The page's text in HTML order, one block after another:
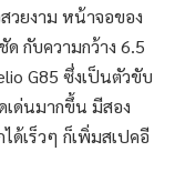
วยงาม หน้าจอของ
กับความกว้าง 6.5
G85 ซึ่งเป็นตัวขับ
เด่นมากขึ้น มีสอง
ด้เร็วๆ ก็เพิ่มสเปคอี